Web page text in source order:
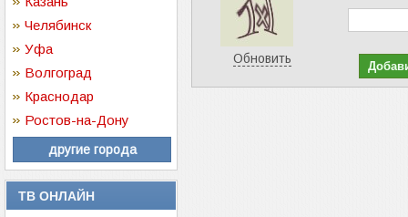
Челябинск
Уфа
Волгоград
Краснодар
Ростов-на-Дону
другие города
ТВ ОНЛАЙН
Обновить